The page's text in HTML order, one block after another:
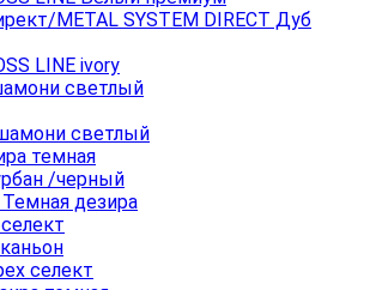
METAL SYSTEM DIRECT Дуб
LINE ivory
светлый
светлый
темная
/черный
дезира
селект